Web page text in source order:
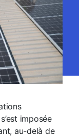
imposée
au-delà de